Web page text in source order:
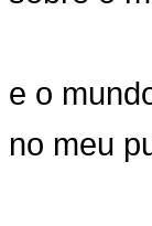
e o
no meu